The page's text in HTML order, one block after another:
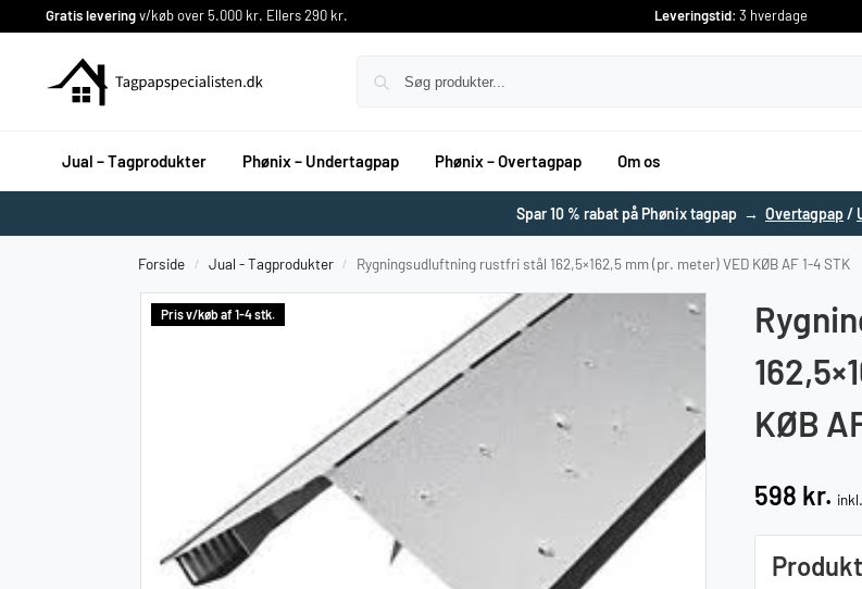
Gratis leveringv/køb over 5.000 kr. Ellers 290 kr. Leveringstid: 3 hverdage
Jual – Tagprodukter Phønix – Undertagpap Phønix – Overtagpap Om os
Spar 10 % rabat på Phønix tagpap → Overtagpap/
Forside / Jual - Tagprodukter / Rygningsudluftning rustfri stål 162,5×162,5 mm (pr. meter) VED KØB AF 1-4 STK
Pris v/køb af 1-4 stk.
KØB
598 kr.